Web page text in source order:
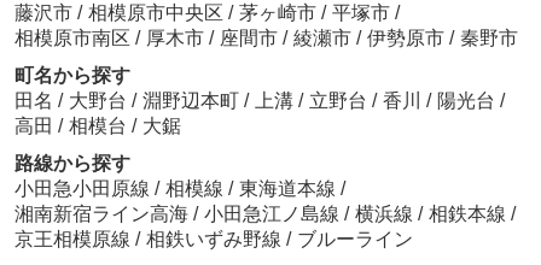
藤沢市 / 相模原市中央区 / 茅ヶ崎市 / 平塚市 /
相模原市南区 / 厚木市 / 座間市 / 綾瀬市 / 伊勢原市 / 秦野市
町名から探す
田名 / 大野台 / 淵野辺本町 / 上溝 / 立野台 / 香川 / 陽光台 /
高田 / 相模台 / 大鋸
路線から探す
小田急小田原線 / 相模線 / 東海道本線 /
湘南新宿ライン高海 / 小田急江ノ島線 / 横浜線 / 相鉄本線 /
京王相模原線 / 相鉄いずみ野線 / ブルーライン